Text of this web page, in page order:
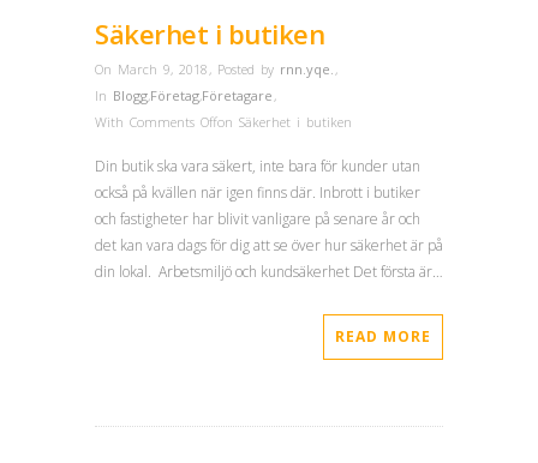
Säkerhet i butiken
On March 9, 2018 , Posted by rnn.yqe. ,
In Blogg,Företag,Företagare ,
With Comments Offon Säkerhet i butiken
Din butik ska vara säkert, inte bara för kunder utan
också på kvällen när igen finns där. Inbrott i butiker
och fastigheter har blivit vanligare på senare år och
det kan vara dags för dig att se över hur säkerhet är på
din lokal. Arbetsmiljö och kundsäkerhet Det första är…
READ MORE